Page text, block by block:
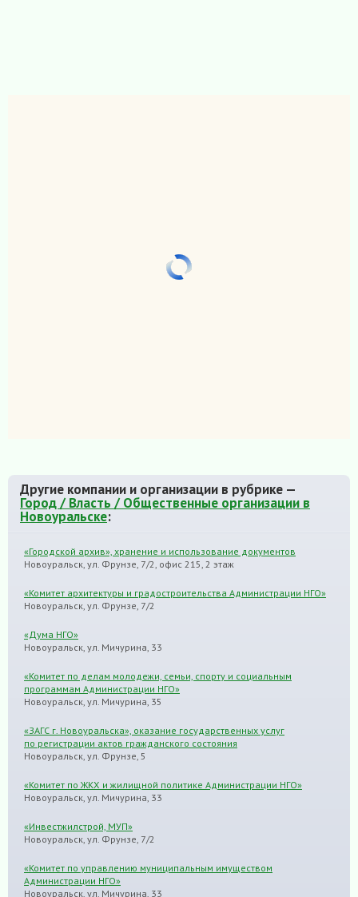
Другие компании и организации в рубрике —
Город / Власть / Общественные организации в
Новоуральске:
«Городской архив», хранение и использование документов
Новоуральск, ул. Фрунзе, 7/2, офис 215, 2 этаж
«Комитет архитектуры и градостроительства Администрации НГО»
Новоуральск, ул. Фрунзе, 7/2
«Дума НГО»
Новоуральск, ул. Мичурина, 33
«Комитет по делам молодежи, семьи, спорту и социальным
программам Администрации НГО»
Новоуральск, ул. Мичурина, 35
«ЗАГС г. Новоуральска», оказание государственных услуг
по регистрации актов гражданского состояния
Новоуральск, ул. Фрунзе, 5
«Комитет по ЖКХ и жилищной политике Администрации НГО»
Новоуральск, ул. Мичурина, 33
«Инвестжилстрой, МУП»
Новоуральск, ул. Фрунзе, 7/2
«Комитет по управлению муниципальным имуществом
Администрации НГО»
Новоуральск, ул. Мичурина, 33